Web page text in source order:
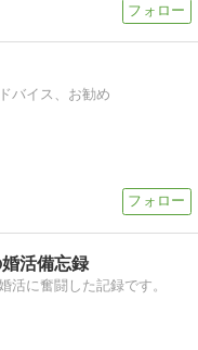
バイス、お勧め
活備忘録
活に奮闘した記録です。